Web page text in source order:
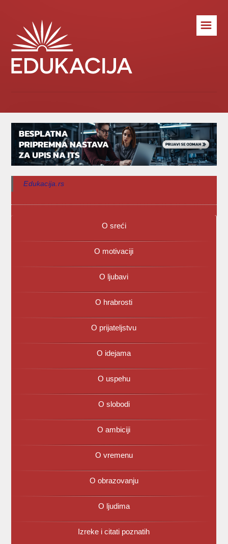
☰
Edukacija.rs
O sreći
O motivaciji
O ljubavi
O hrabrosti
O prijateljstvu
O idejama
O uspehu
O slobodi
O ambiciji
O vremenu
O obrazovanju
O ljudima
Izreke i citati poznatih